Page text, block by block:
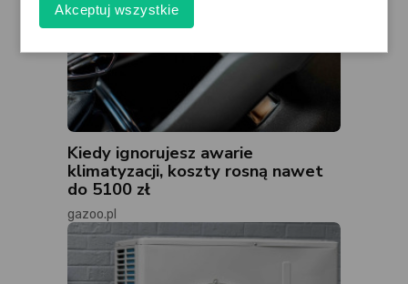
Kiedy ignorujesz awarie
klimatyzacji, koszty rosną nawet
do 5100 zł
gazoo.pl
Akceptuj wszystkie